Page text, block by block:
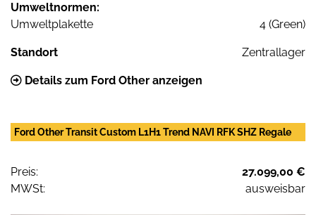
Umweltnormen:
Umweltplakette
4 (Green)
Standort Zentrallager
Details zum Ford Other anzeigen
Ford Other Transit Custom L1H1 Trend NAVI RFK SHZ Regale
Preis:
27.099,00 €
MWSt:
ausweisbar